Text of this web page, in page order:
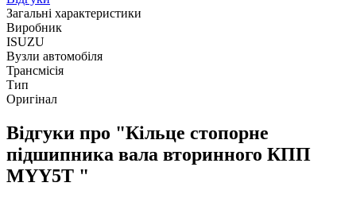
Загальні характеристики
Виробник
ISUZU
Вузли автомобіля
Трансмісія
Тип
Оригінал
Відгуки про "Кільце стопорне
підшипника вала вторинного КПП
MYY5T "